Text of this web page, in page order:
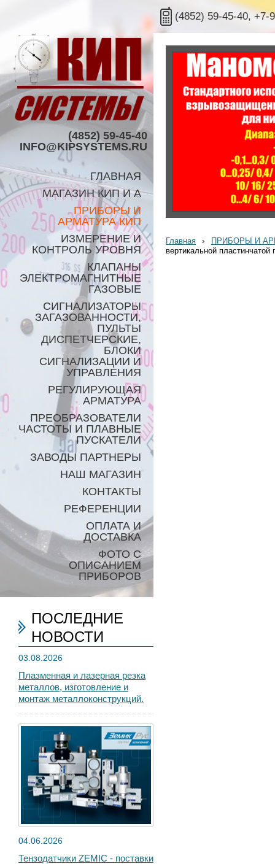
(4852) 59-45-40, +7-
(4852) 59-45-40
INFO@KIPSYSTEMS.RU
ГЛАВНАЯ
МАГАЗИН КИП И А
ПРИБОРЫ И
АРМАТУРА КИП
ИЗМЕРЕНИЕ И
КОНТРОЛЬ УРОВНЯ
КЛАПАНЫ
ЭЛЕКТРОМАГНИТНЫЕ
ГАЗОВЫЕ
СИГНАЛИЗАТОРЫ
ЗАГАЗОВАННОСТИ,
ПУЛЬТЫ
ДИСПЕТЧЕРСКИЕ,
БЛОКИ
СИГНАЛИЗАЦИИ И
УПРАВЛЕНИЯ
РЕГУЛИРУЮЩАЯ
АРМАТУРА
ПРЕОБРАЗОВАТЕЛИ
ЧАСТОТЫ И ПЛАВНЫЕ
ПУСКАТЕЛИ
ЗАВОДЫ ПАРТНЕРЫ
НАШ МАГАЗИН
КОНТАКТЫ
РЕФЕРЕНЦИИ
ОПЛАТА И
ДОСТАВКА
ФОТО С
ОПИСАНИЕМ
ПРИБОРОВ
ПОСЛЕДНИЕ
НОВОСТИ
03.08.2026
Плазменная и лазерная резка
металлов, изготовление и
монтаж металлоконструкций.
04.06.2026
Тензодатчики ZEMIC - поставки
Главная ›
ПРИБОРЫ И
вертикальной пластинчатой